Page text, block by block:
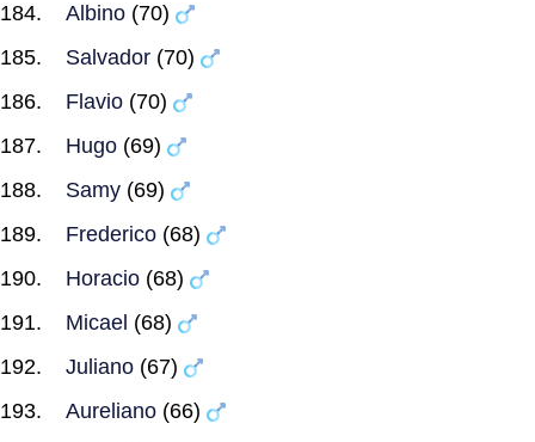
Albino (70)
Salvador (70)
Flavio (70)
Hugo (69)
Samy (69)
Frederico (68)
Horacio (68)
Micael (68)
Juliano (67)
Aureliano (66)